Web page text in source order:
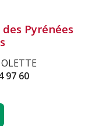
Pyrénées
97 60